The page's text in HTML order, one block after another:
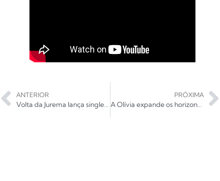
ANTERIOR PRÓXIMA
A Olívia expande os horizontes no single “Hasta Luego”